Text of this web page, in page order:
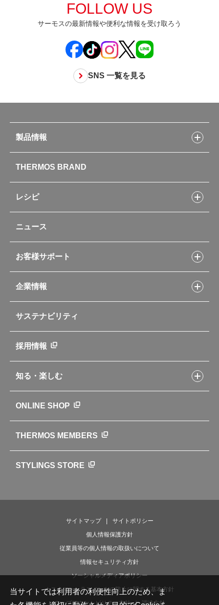
FOLLOW US
サーモスの最新情報や便利な情報を受け取ろう
SNS 一覧を見る
製品情報
水筒
お弁当
キッチン用品
ポット・アイスペール
コーヒーメーカー
ソフトクーラー・バッグ
自転車専用ボトル
アパレル小物
新製品一覧
カタログ
THERMOS BRAND
レシピ
フライパンレシピ
シャトルシェフレシピ
スープジャーレシピ
イージースモーカーレシピ
レシピ本のご紹介
ニュース
お客様サポート
交換用部品の購入方法
部品の種類や販売状況を調べる
よくあるご質問・お問い合わせ
企業情報
企業理念
会社概要
ニュース
世界のサーモス
サーモスの歴史
サステナビリティ
採用情報
知る・楽しむ
クラブサーモス
WEBマガジン
お弁当にエールを込めて
ONLINE SHOP
THERMOS MEMBERS
STYLINGS STORE
サイトマップ
サイトポリシー
個人情報保護方針
従業員等の個人情報の取扱いについて
情報セキュリティ方針
ソーシャルメディアポリシー
カスタマーハラスメントの防止に関する基本方針
ウェブアクセシビリティ方針
調達方針
当サイトでは利用者の利便性向上のため、ま